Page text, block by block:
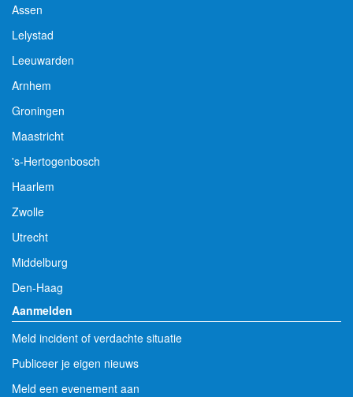
Assen
Lelystad
Leeuwarden
Arnhem
Groningen
Maastricht
's-Hertogenbosch
Haarlem
Zwolle
Utrecht
Middelburg
Den-Haag
Aanmelden
Meld incident of verdachte situatie
Publiceer je eigen nieuws
Meld een evenement aan